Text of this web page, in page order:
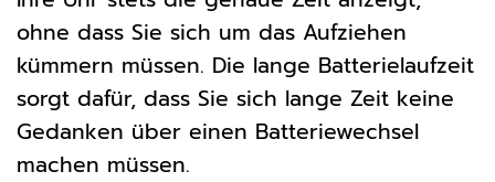
ohne dass Sie sich um das Aufziehen
kümmern müssen. Die lange Batterielaufzeit
sorgt dafür, dass Sie sich lange Zeit keine
Gedanken über einen Batteriewechsel
machen müssen.